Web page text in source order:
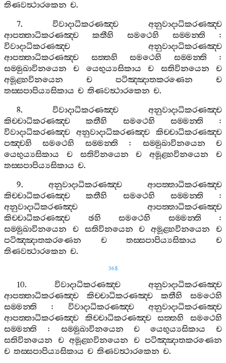
තිණවත්‍ථාරකෙන ච.
7. විවාදාධිකරණඤ‍්ච
අනුවාදාධිකරණඤ‍්ච
ආපත‍්තාධිකරණඤ‍්ච
කතීහි සමථෙහි සම‍්මන‍්ති :
විවාදාධිකරණඤ‍්ච
අනුවාදාධිකරණඤ‍්ච
ආපත‍්තාධිකරණඤ‍්ච
සත‍්තහි සමථෙහි සම‍්මන‍්ති :
සම‍්මුඛාවිනයෙන
ච යෙභුය්‍යසිකාය ච සතිවිනයෙන
ච
අමූළ‍්හවිනයෙන
ච පටිඤ‍්ඤාතකරණෙන
ච
තස‍්සපාපිය්‍යසිකාය ච තිණවත්‍ථාරකෙන ච.
8. විවාදාධිකරණඤ‍්ච
අනුවාදාධිකරණඤ‍්ච
කිච‍්චාධිකරණඤ‍්ච
කතීහි සමථෙහි සම‍්මන‍්ති :
විවාදාධිකරණඤ‍්ච
අනුවාදාධිකරණඤ‍්ච
කිච‍්චාධිකරණඤ‍්ච
පඤ‍්චහි
සමථෙහි සම‍්මන‍්ති : සම‍්මුඛාවිනයෙන
ච
යෙභුය්‍යසිකාය
ච සතිවිනයෙන ච අමූළ‍්හවිනයෙන
ච
තස‍්සපාපිය්‍යසිකාය ච.
9. අනුවාදාධිකරණඤ‍්ච
ආපත‍්තාධිකරණඤ‍්ච
කිච‍්චාධිකරණඤ‍්ච
කතීහි සමථෙහි සම‍්මන‍්ති :
අනුවාදාධිකරණඤ‍්ච
ආපත‍්තාධිකරණඤ‍්ච
කිච‍්චාධිකරණඤ‍්ච
ඡහි සමථෙහි සම‍්මන‍්ති :
සම‍්මුඛාවිනයෙන
ච සතිවිනයෙන ච අමූළ‍්හවිනයෙන
ච
පටිඤ‍්ඤාතකරණෙන
ච තස‍්සපාපිය්‍යසිකාය
ච
තිණවත්‍ථාරකෙන ච.
368
10. විවාදාධිකරණඤ‍්ච
අනුවාදාධිකරණඤ‍්ච
ආපත‍්තාධිකරණඤ‍්ච
කිච‍්චාධිකරණඤ‍්ච කතීහි
සමථෙහි
සම‍්මන‍්ති : විවාදාධිකරණඤ‍්ච
අනුවාදාධිකරණඤ‍්ච
ආපත‍්තාධිකරණඤ‍්ච
කිච‍්චාධිකරණඤ‍්ච සත‍්තහි
සමථෙහි
සම‍්මන‍්ති : සම‍්මුඛාවිනයෙන ච යෙභුය්‍යසිකාය
ච
සතිවිනයෙන
ච අමූළ‍්හවිනයෙන ච පටිඤ‍්ඤාතකරණෙන
ච තස‍්සපාපිය්‍යසිකාය ච තිණවත්‍ථාරකෙන ච.